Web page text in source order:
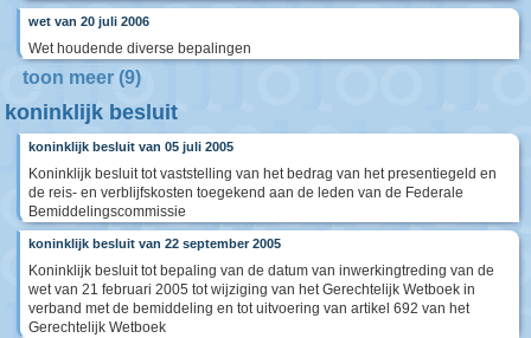
wet van 20 juli 2006
Wet houdende diverse bepalingen
toon meer (9)
koninklijk besluit
koninklijk besluit van 05 juli 2005
Koninklijk besluit tot vaststelling van het bedrag van het presentiegeld en
de reis- en verblijfskosten toegekend aan de leden van de Federale
Bemiddelingscommissie
koninklijk besluit van 22 september 2005
Koninklijk besluit tot bepaling van de datum van inwerkingtreding van de
wet van 21 februari 2005 tot wijziging van het Gerechtelijk Wetboek in
verband met de bemiddeling en tot uitvoering van artikel 692 van het
Gerechtelijk Wetboek